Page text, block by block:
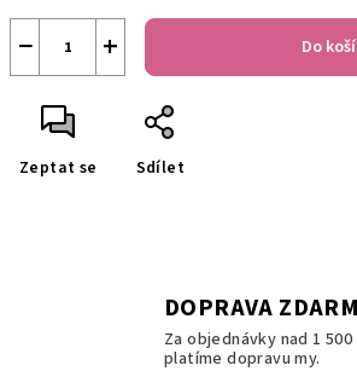
+
− Do
Zeptat se Sdílet
DOPRAVA
Za objednávky nad 1 500
platíme dopravu my.